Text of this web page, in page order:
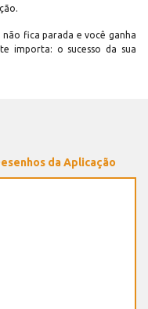
não fica parada e você ganha
importa: o sucesso da sua
da Aplicação